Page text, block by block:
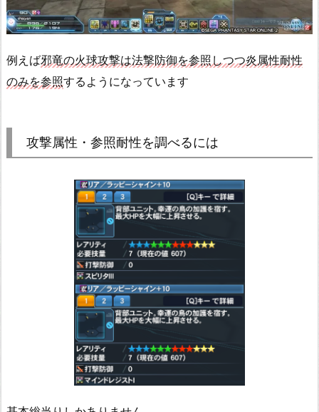
例えば邪竜の火球攻撃は法撃防御を参照しつつ炎属性耐性
のみを参照するようになっています
攻撃属性・参照耐性を調べるには